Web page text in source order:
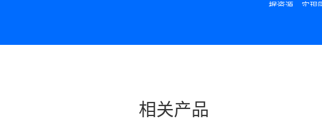
据资源，实现
相关产品